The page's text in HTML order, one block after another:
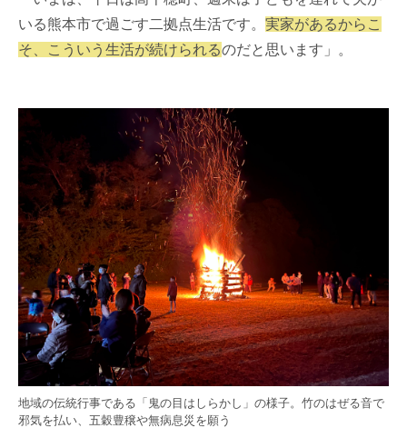
いる熊本市で過ごす二拠点生活です。 実家があるからこ
そ、こういう生活が続けられるのだと思います」。
地域の伝統行事である「鬼の目はしらかし」の様子。竹のはぜる音で
邪気を払い、五穀豊穣や無病息災を願う